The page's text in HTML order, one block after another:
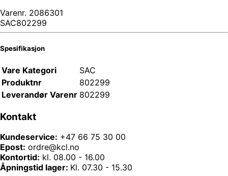
Varenr. 2086301
SAC802299
Spesifikasjon
Vare Kategori
SAC
Produktnr
802299
Leverandør Varenr 802299
Kontakt
Kundeservice: +47 66 75 30 00
Epost: ordre@kcl.no
Kontortid: kl. 08.00 - 16.00
Åpningstid lager: Kl. 07.30 - 15.30